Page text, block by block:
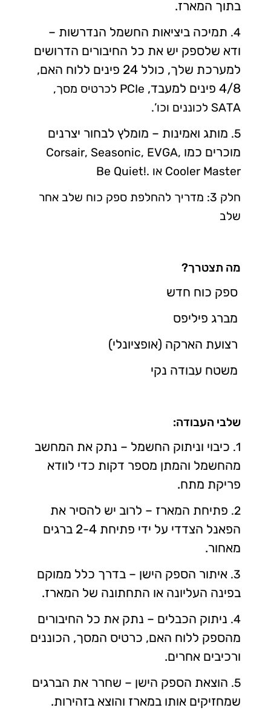
בתוך המארז.
4. תמיכה ביציאות החשמל הנדרשות –
ודא שלספק יש את כל החיבורים הדרושים
למערכת שלך, כולל 24 פינים ללוח האם,
4/8 פינים למעבד,
PCIe לכרטיס מסך,
SATA לכוננים וכו’.
5. מותג ואמינות – מומלץ לבחור יצרנים
מוכרים כמו Corsair, Seasonic, EVGA,
Cooler Master או Be Quiet!.
חלק 3: מדריך להחלפת ספק כוח שלב אחר
שלב
מה תצטרך?
ספק כוח חדש
מברג פיליפס
רצועת הארקה (אופציונלי)
משטח עבודה נקי
שלבי העבודה:
1. כיבוי וניתוק החשמל – נתק את המחשב
מהחשמל והמתן מספר דקות כדי לוודא
פריקת מתח.
2. פתיחת המארז – לרוב יש להסיר את
הפאנל הצדדי על ידי פתיחת 2-4 ברגים
מאחור.
3. איתור הספק הישן – בדרך כלל ממוקם
בפינה העליונה או התחתונה של המארז.
4. ניתוק הכבלים – נתק את כל החיבורים
מהספק ללוח האם, כרטיס המסך, הכוננים
ורכיבים אחרים.
5. הוצאת הספק הישן – שחרר את הברגים
שמחזיקים אותו במארז והוצא בזהירות.